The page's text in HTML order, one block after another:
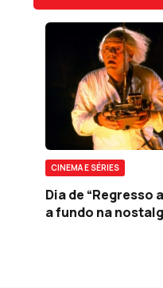
CINEMA E SÉRIES
Dia de “Regresso
a fundo na